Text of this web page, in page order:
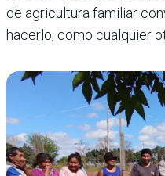
de agricultura familiar
hacerlo, como cualquier